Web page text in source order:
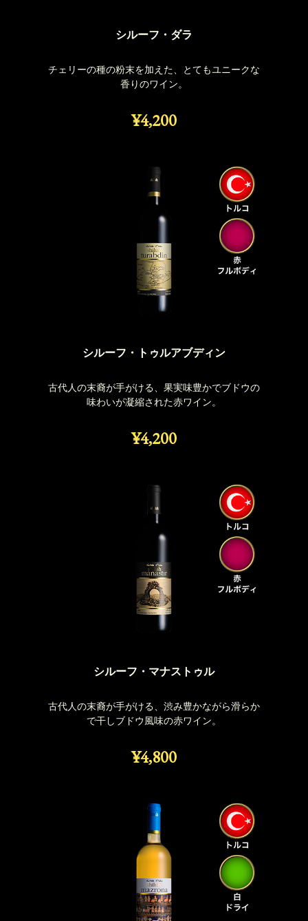
シルーフ・ダラ
チェリーの種の粉末を加えた、とてもユニークな
香りのワイン。
¥4,200
シルーフ・トゥルアブディン
古代人の末裔が手がける、果実味豊かでブドウの
味わいが凝縮された赤ワイン。
¥4,200
シルーフ・マナストゥル
古代人の末裔が手がける、渋み豊かながら滑らか
で干しブドウ風味の赤ワイン。
¥4,800